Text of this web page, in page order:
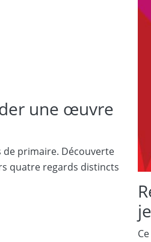
une œuvre
primaire. Découverte
quatre regards distincts